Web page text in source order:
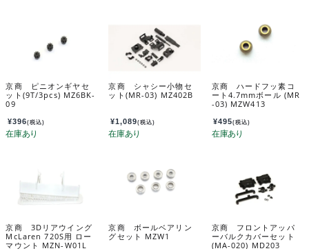
京商 ピニオンギヤセ
ット(9T/3pcs) MZ6BK-
09
¥396(税込)
京商 シャシー小物セ
ット(MR-03) MZ402B
¥1,089(税込)
京商 ハードフッ素コ
ート4.7mmボール (MR
-03) MZW413
¥495(税込)
京商 3Dリアウイング
McLaren 720S用 ロー
マウント MZN-W01L
京商 ボールベアリン
グセット MZW1
京商 フロントアッパ
ーバルクカバーセット
(MA-020) MD203